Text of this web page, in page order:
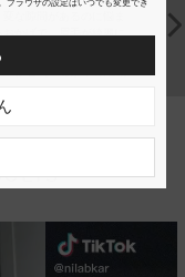
な隙間があるのに悩ま
た！
流行りに
も
ブラウザの設定はいつでも変更でき